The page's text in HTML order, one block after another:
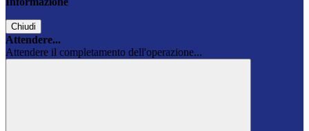
Chiudi
Attendere...
Attendere il completamento dell'operazione...